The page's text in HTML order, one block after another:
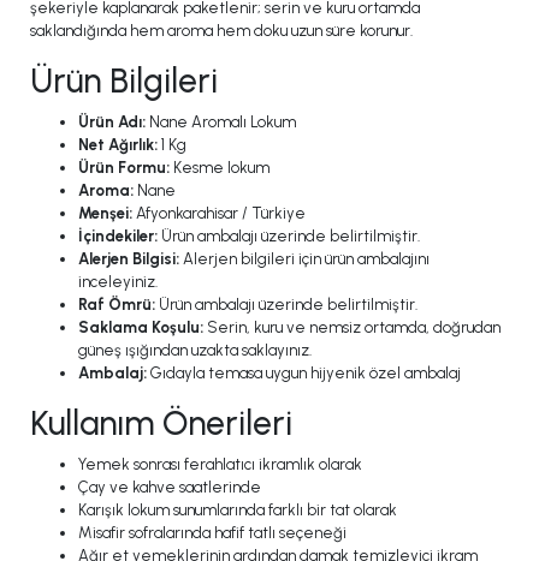
şekeriyle kaplanarak paketlenir; serin ve kuru ortamda
saklandığında hem aroma hem doku uzun süre korunur.
Ürün Bilgileri
Ürün Adı: Nane Aromalı Lokum
Net Ağırlık: 1 Kg
Ürün Formu: Kesme lokum
Aroma: Nane
Menşei: Afyonkarahisar / Türkiye
İçindekiler: Ürün ambalajı üzerinde belirtilmiştir.
Alerjen Bilgisi: Alerjen bilgileri için ürün ambalajını
inceleyiniz.
Raf Ömrü: Ürün ambalajı üzerinde belirtilmiştir.
Saklama Koşulu: Serin, kuru ve nemsiz ortamda, doğrudan
güneş ışığından uzakta saklayınız.
Ambalaj: Gıdayla temasa uygun hijyenik özel ambalaj
Kullanım Önerileri
Yemek sonrası ferahlatıcı ikramlık olarak
Çay ve kahve saatlerinde
Karışık lokum sunumlarında farklı bir tat olarak
Misafir sofralarında hafif tatlı seçeneği
Ağır et yemeklerinin ardından damak temizleyici ikram